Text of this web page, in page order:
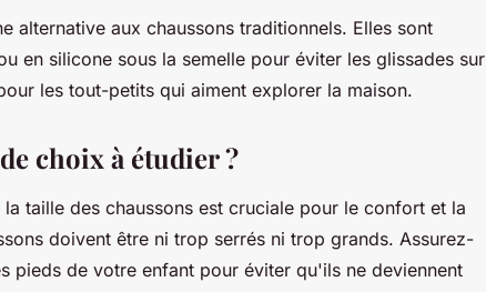
alternative aux chaussons traditionnels. Elles sont
en silicone sous la semelle pour éviter les glissades sur
les tout-petits qui aiment explorer la maison.
choix à étudier ?
taille des chaussons est cruciale pour le confort et la
doivent être ni trop serrés ni trop grands. Assurez-
pieds de votre enfant pour éviter qu'ils ne deviennent